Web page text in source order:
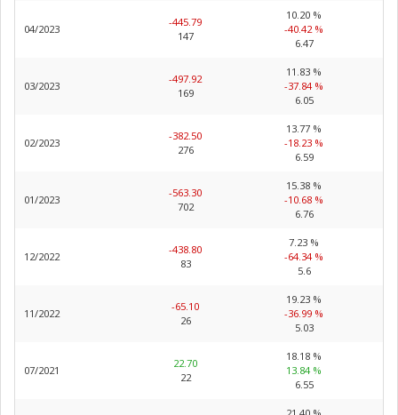
04/2023
-445.79
147
10.20 %
-40.42 %
6.47
03/2023
-497.92
169
11.83 %
-37.84 %
6.05
02/2023
-382.50
276
13.77 %
-18.23 %
6.59
01/2023
-563.30
702
15.38 %
-10.68 %
6.76
12/2022
-438.80
83
7.23 %
-64.34 %
5.6
11/2022
-65.10
26
19.23 %
-36.99 %
5.03
07/2021
22.70
22
18.18 %
13.84 %
6.55